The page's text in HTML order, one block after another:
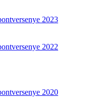
2023
2022
2020